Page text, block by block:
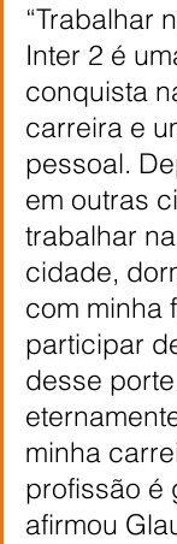
“Trabalhar
Inter 2 é
conquista
carreira e
pessoal.
em outras
trabalhar
cidade,
com minha
participar
desse
minha
profissão é
afirmou